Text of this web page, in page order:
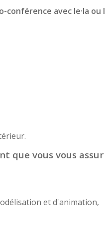
avec le·la ou
que vous vous
et d'animation,